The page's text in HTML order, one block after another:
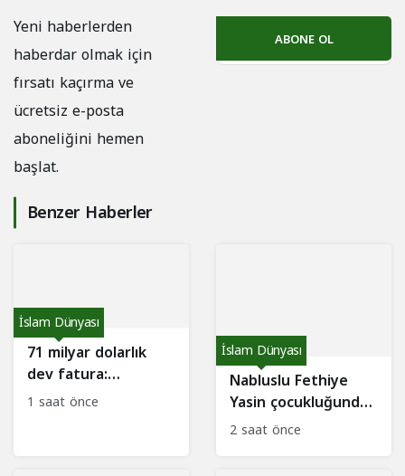
Yeni haberlerden
haberdar olmak için
fırsatı kaçırma ve
ücretsiz e-posta
aboneliğini hemen
başlat.
ABONE OL
Benzer Haberler
71 milyar dolarlık
dev fatura:
Gazze’nin imarını kim
İslam Dünyası
1 saat önce
Nabluslu Fethiye
Yasin çocukluğundan
beri geleneksel
İslam Dünyası
2 saat önce